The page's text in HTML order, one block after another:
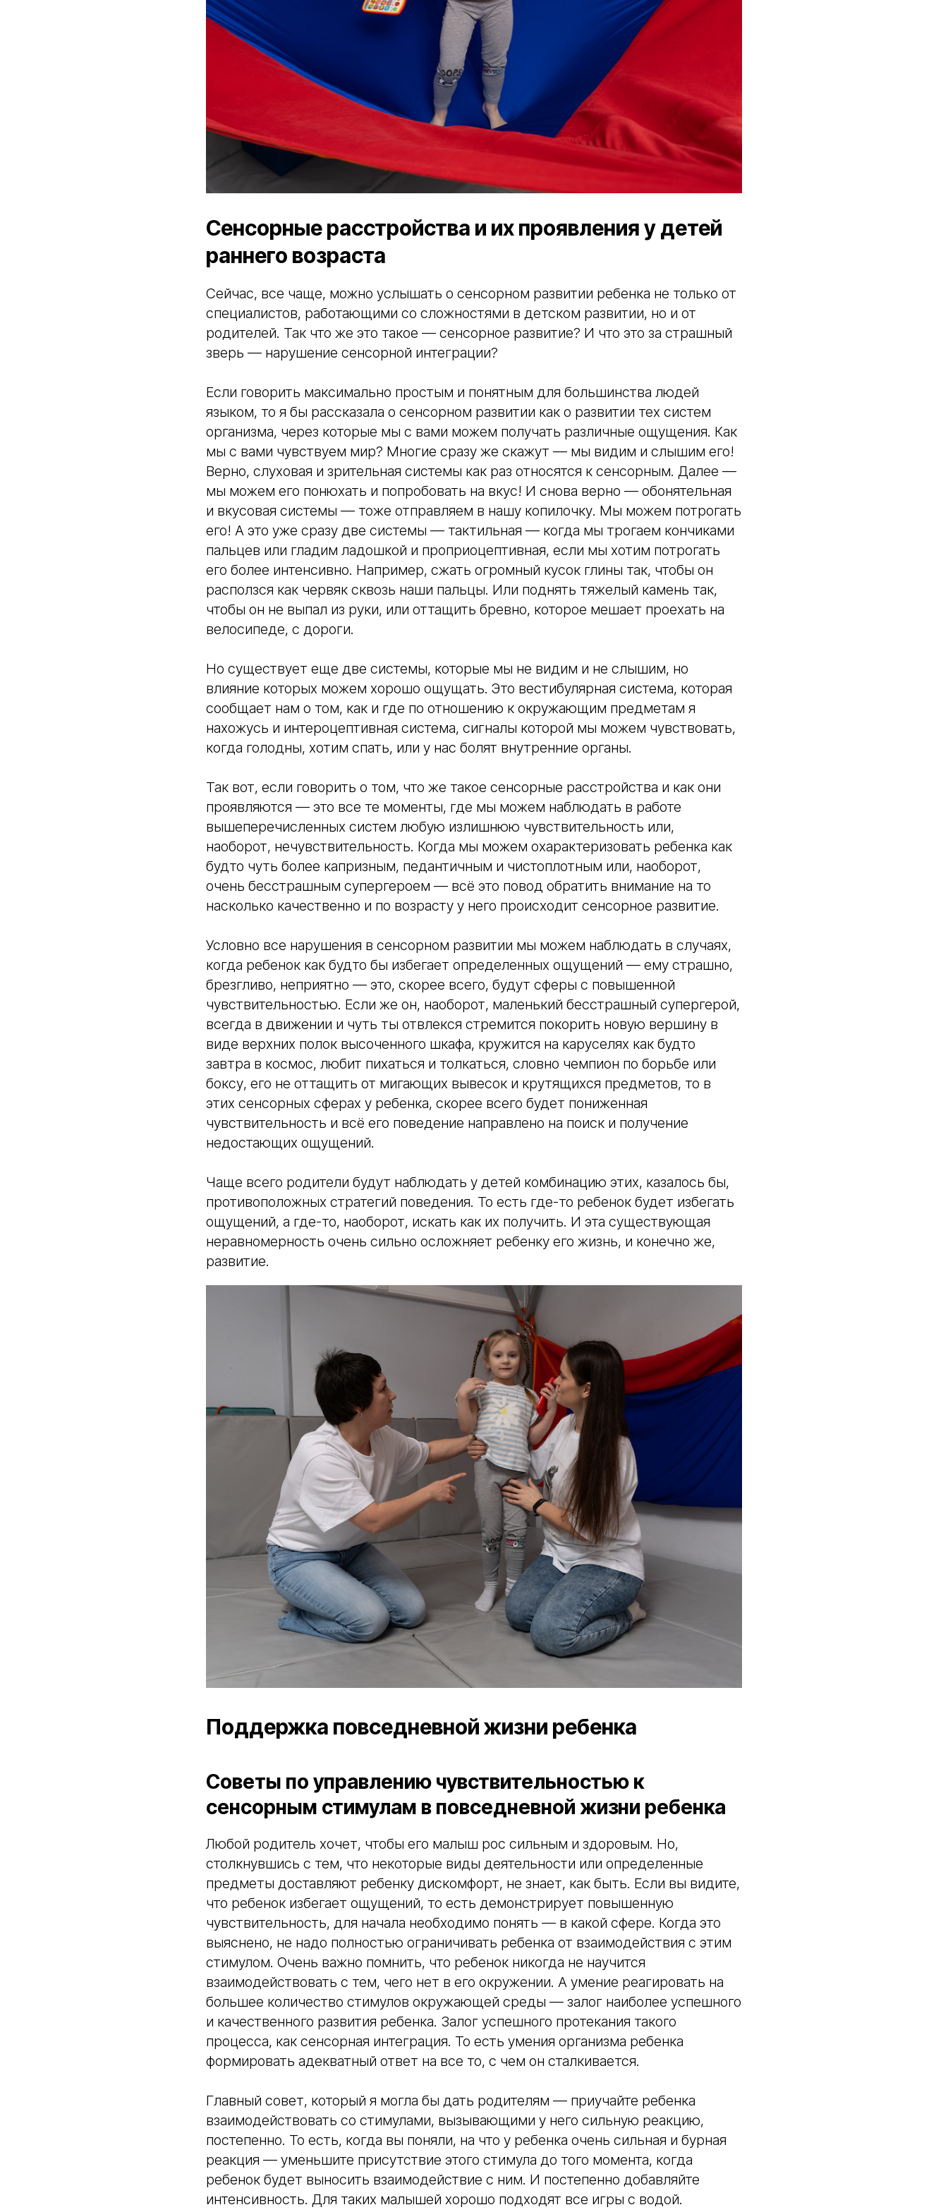
Сенсорные расстройства и их проявления у детей
раннего возраста
Сейчас, все чаще, можно услышать о сенсорном развитии ребенка не только от
специалистов, работающими со сложностями в детском развитии, но и от
родителей. Так что же это такое — сенсорное развитие? И что это за страшный
зверь — нарушение сенсорной интеграции?
Если говорить максимально простым и понятным для большинства людей
языком, то я бы рассказала о сенсорном развитии как о развитии тех систем
организма, через которые мы с вами можем получать различные ощущения. Как
мы с вами чувствуем мир? Многие сразу же скажут — мы видим и слышим его!
Верно, слуховая и зрительная системы как раз относятся к сенсорным. Далее —
мы можем его понюхать и попробовать на вкус! И снова верно — обонятельная
и вкусовая системы — тоже отправляем в нашу копилочку. Мы можем потрогать
его! А это уже сразу две системы — тактильная — когда мы трогаем кончиками
пальцев или гладим ладошкой и проприоцептивная, если мы хотим потрогать
его более интенсивно. Например, сжать огромный кусок глины так, чтобы он
расползся как червяк сквозь наши пальцы. Или поднять тяжелый камень так,
чтобы он не выпал из руки, или оттащить бревно, которое мешает проехать на
велосипеде, с дороги.
Но существует еще две системы, которые мы не видим и не слышим, но
влияние которых можем хорошо ощущать. Это вестибулярная система, которая
сообщает нам о том, как и где по отношению к окружающим предметам я
нахожусь и интероцептивная система, сигналы которой мы можем чувствовать,
когда голодны, хотим спать, или у нас болят внутренние органы.
Так вот, если говорить о том, что же такое сенсорные расстройства и как они
проявляются — это все те моменты, где мы можем наблюдать в работе
вышеперечисленных систем любую излишнюю чувствительность или,
наоборот, нечувствительность. Когда мы можем охарактеризовать ребенка как
будто чуть более капризным, педантичным и чистоплотным или, наоборот,
очень бесстрашным супергероем — всё это повод обратить внимание на то
насколько качественно и по возрасту у него происходит сенсорное развитие.
Условно все нарушения в сенсорном развитии мы можем наблюдать в случаях,
когда ребенок как будто бы избегает определенных ощущений — ему страшно,
брезгливо, неприятно — это, скорее всего, будут сферы с повышенной
чувствительностью. Если же он, наоборот, маленький бесстрашный супергерой,
всегда в движении и чуть ты отвлекся стремится покорить новую вершину в
виде верхних полок высоченного шкафа, кружится на каруселях как будто
завтра в космос, любит пихаться и толкаться, словно чемпион по борьбе или
боксу, его не оттащить от мигающих вывесок и крутящихся предметов, то в
этих сенсорных сферах у ребенка, скорее всего будет пониженная
чувствительность и всё его поведение направлено на поиск и получение
недостающих ощущений.
Чаще всего родители будут наблюдать у детей комбинацию этих, казалось бы,
противоположных стратегий поведения. То есть где-то ребенок будет избегать
ощущений, а где-то, наоборот, искать как их получить. И эта существующая
неравномерность очень сильно осложняет ребенку его жизнь, и конечно же,
развитие.
Поддержка повседневной жизни ребенка
Советы по управлению чувствительностью к
сенсорным стимулам в повседневной жизни ребенка
Любой родитель хочет, чтобы его малыш рос сильным и здоровым. Но,
столкнувшись с тем, что некоторые виды деятельности или определенные
предметы доставляют ребенку дискомфорт, не знает, как быть. Если вы видите,
что ребенок избегает ощущений, то есть демонстрирует повышенную
чувствительность, для начала необходимо понять — в какой сфере. Когда это
выяснено, не надо полностью ограничивать ребенка от взаимодействия с этим
стимулом. Очень важно помнить, что ребенок никогда не научится
взаимодействовать с тем, чего нет в его окружении. А умение реагировать на
большее количество стимулов окружающей среды — залог наиболее успешного
и качественного развития ребенка. Залог успешного протекания такого
процесса, как сенсорная интеграция. То есть умения организма ребенка
формировать адекватный ответ на все то, с чем он сталкивается.
Главный совет, который я могла бы дать родителям — приучайте ребенка
взаимодействовать со стимулами, вызывающими у него сильную реакцию,
постепенно. То есть, когда вы поняли, на что у ребенка очень сильная и бурная
реакция — уменьшите присутствие этого стимула до того момента, когда
ребенок будет выносить взаимодействие с ним. И постепенно добавляйте
интенсивность. Для таких малышей хорошо подходят все игры с водой.